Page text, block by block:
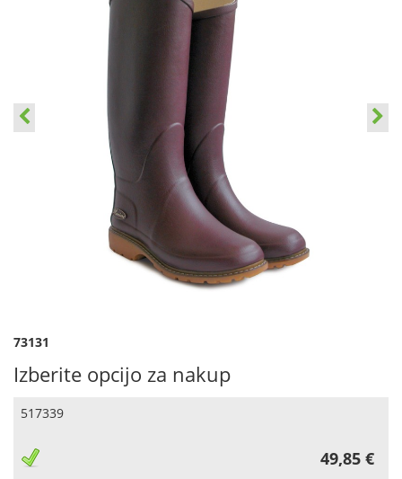
73131
Izberite opcijo za nakup
517339
49,85 €